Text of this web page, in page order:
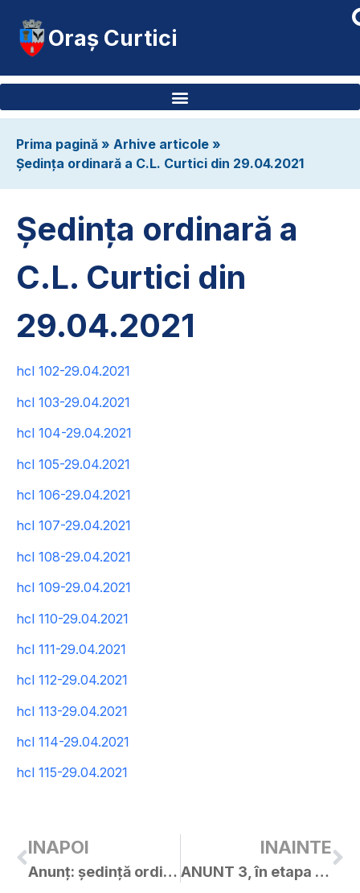
Oraș Curtici
Prima pagină » Arhive articole »
Ședința ordinară a C.L. Curtici din 29.04.2021
Ședința ordinară a
C.L. Curtici din
29.04.2021
hcl 102-29.04.2021
hcl 103-29.04.2021
hcl 104-29.04.2021
hcl 105-29.04.2021
hcl 106-29.04.2021
hcl 107-29.04.2021
hcl 108-29.04.2021
hcl 109-29.04.2021
hcl 110-29.04.2021
hcl 111-29.04.2021
hcl 112-29.04.2021
hcl 113-29.04.2021
hcl 114-29.04.2021
hcl 115-29.04.2021
INAPOI
Anunț: ședință ordinară C.L. Curtici în data de 29.04.2021
INAINTE
ANUNT 3, în etapa 2 de elaborare a propunerilor PUZ-ului initiat de investitor privat